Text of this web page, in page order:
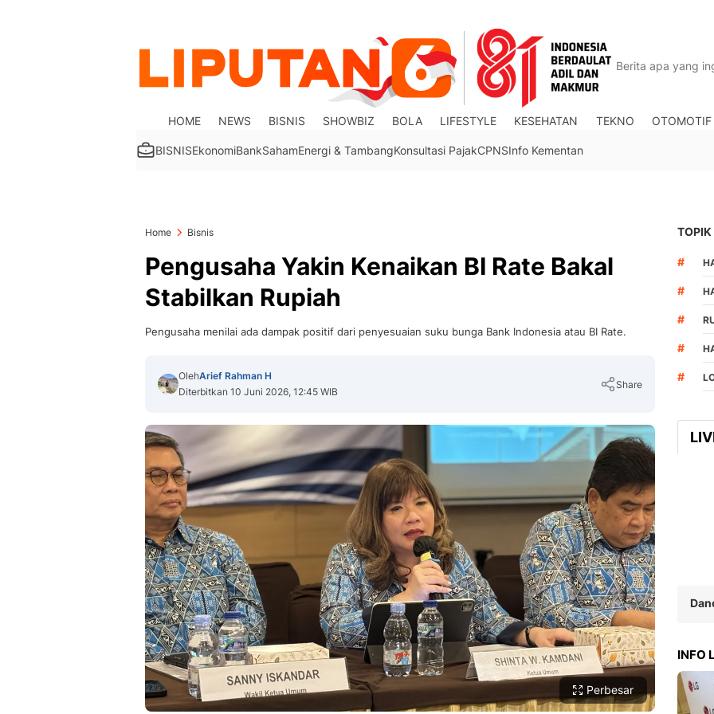
HOME NEWS BISNIS SHOWBIZ BOLA LIFESTYLE KESEHATAN TEKNO OTOMOTIF
BISNISEkonomiBankSahamEnergi & TambangKonsultasi PajakCPNSInfo Kementan
Home Bisnis
Pengusaha Yakin Kenaikan BI Rate Bakal
Stabilkan Rupiah
Pengusaha menilai ada dampak positif dari penyesuaian suku bunga Bank Indonesia atau BI Rate.
OlehArief Rahman H
Diterbitkan 10 Juni 2026, 12:45 WIB
Share
Copy Link
Perbesar
TOPIK
#
#
#
#
#
INFO